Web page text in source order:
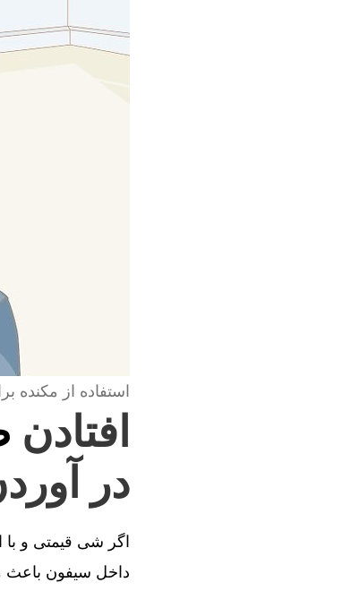
استفاده از مکنده
افتادن
در
اگر شی قیمتی و با
داخل سیفون باعث